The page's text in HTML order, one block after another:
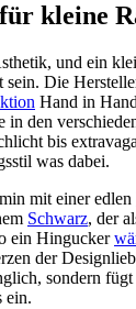
kleine
und ein
sein. Die
Hand in
den
bis
was dabei.
mit einer edlen
Schwarz, der
ein Hingucker
der
sondern fügt
ein.